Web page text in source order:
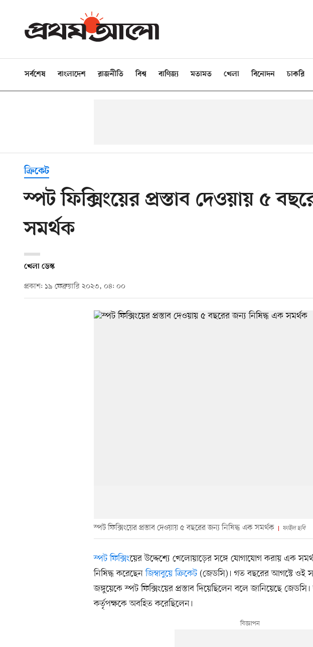
সর্বশেষ বাংলাদেশ রাজনীতি বিশ্ব বাণিজ্য মতামত খেলা বিনোদন চাকরি
ক্রিকেট
স্পট ফিক্সিংয়ের প্রস্তাব দেওয়ায় ৫
সমর্থক
খেলা ডেস্ক
প্রকাশ: ১৯ ফেব্রুয়ারি ২০২৩, ০৪: ০০
স্পট ফিক্সিংয়ের প্রস্তাব দেওয়ায় ৫ বছরের জন্য নিষিদ্ধ এক সমর্থক ফাইল ছবি
স্পট ফিক্সিংয়ের উদ্দেশ্যে খেলোয়াড়ের সঙ্গে যোগাযোগ করায় এক
নিষিদ্ধ করেছেনজিম্বাবুয়ে ক্রিকেট (জেডসি)। গত বছরের আগস্টে ওই
জঙ্গুয়েকে স্পট ফিক্সিংয়ের প্রস্তাব দিয়েছিলেন বলে জানিয়েছে
কর্তৃপক্ষকে অবহিত করেছিলেন।